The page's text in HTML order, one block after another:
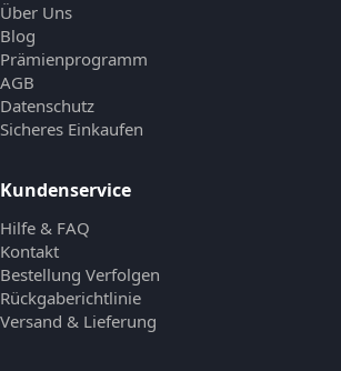
Über Uns
Blog
Prämienprogramm
AGB
Datenschutz
Sicheres Einkaufen
Kundenservice
Hilfe & FAQ
Kontakt
Bestellung Verfolgen
Rückgaberichtlinie
Versand & Lieferung